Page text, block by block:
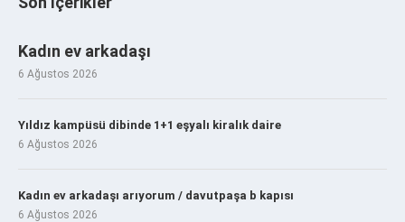
Kadın ev arkadaşı
6 Ağustos 2026
Yıldız kampüsü dibinde 1+1 eşyalı kiralık daire
6 Ağustos 2026
Kadın ev arkadaşı arıyorum / davutpaşa b kapısı
6 Ağustos 2026